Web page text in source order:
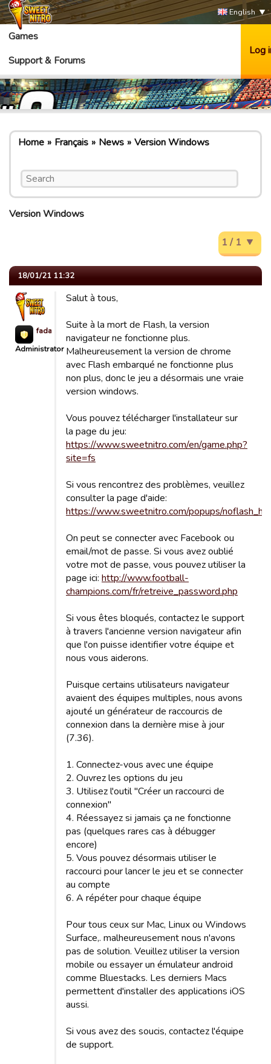
English
Games
Support & Forums
Log
Home Français News Version Windows
Version Windows
1 / 1
18/01/21 11:32
fada623
Administrator
Salut à tous,
Suite à la mort de Flash, la version
navigateur ne fonctionne plus.
Malheureusement la version de chrome
avec Flash embarqué ne fonctionne plus
non plus, donc le jeu a désormais une vraie
version windows.
Vous pouvez télécharger l'installateur sur
la page du jeu:
https://www.sweetnitro.com/en/game.php?
site=fs
Si vous rencontrez des problèmes, veuillez
consulter la page d'aide:
https://www.sweetnitro.com/popups/
On peut se connecter avec Facebook ou
email/mot de passe. Si vous avez oublié
votre mot de passe, vous pouvez utiliser la
page ici: http://www.football-
champions.com/fr/retreive_password.php
Si vous êtes bloqués, contactez le support
à travers l'ancienne version navigateur afin
que l'on puisse identifier votre équipe et
nous vous aiderons.
Puisque certains utilisateurs navigateur
avaient des équipes multiples, nous avons
ajouté un générateur de raccourcis de
connexion dans la dernière mise à jour
(7.36).
1. Connectez-vous avec une équipe
2. Ouvrez les options du jeu
3. Utilisez l'outil "Créer un raccourci de
connexion"
4. Réessayez si jamais ça ne fonctionne
pas (quelques rares cas à débugger
encore)
5. Vous pouvez désormais utiliser le
raccourci pour lancer le jeu et se connecter
au compte
6. A répéter pour chaque équipe
Pour tous ceux sur Mac, Linux ou Windows
Surface,. malheureusement nous n'avons
pas de solution. Veuillez utiliser la version
mobile ou essayer un émulateur android
comme Bluestacks. Les derniers Macs
permettent d'installer des applications iOS
aussi.
Si vous avez des soucis, contactez l'équipe
de support.